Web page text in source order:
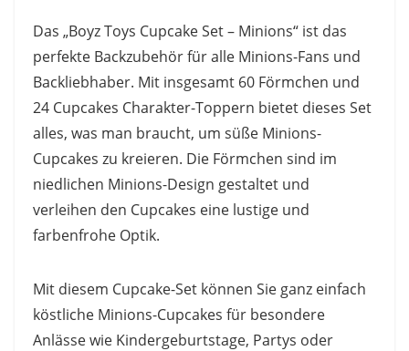
Das „Boyz Toys Cupcake Set – Minions“ ist das
perfekte Backzubehör für alle Minions-Fans und
Backliebhaber. Mit insgesamt 60 Förmchen und
24 Cupcakes Charakter-Toppern bietet dieses Set
alles, was man braucht, um süße Minions-
Cupcakes zu kreieren. Die Förmchen sind im
niedlichen Minions-Design gestaltet und
verleihen den Cupcakes eine lustige und
farbenfrohe Optik.
Mit diesem Cupcake-Set können Sie ganz einfach
köstliche Minions-Cupcakes für besondere
Anlässe wie Kindergeburtstage, Partys oder